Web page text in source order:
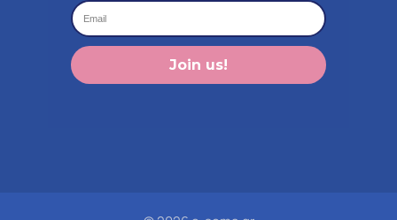
Join us!